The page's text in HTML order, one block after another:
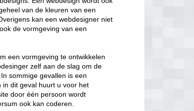
van de kleuren van een
kan een webdesigner niet
de vormgeving van een
een vormgeving te ontwikkelen
zelf aan de slag om de
sommige gevallen is een
in dit geval huurt u voor het
door één persoon wordt
ook kan coderen.